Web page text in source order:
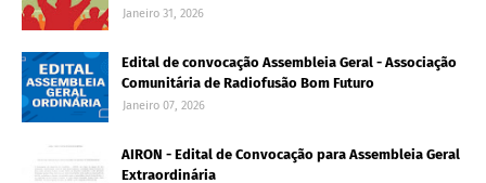
Janeiro 31, 2026
Edital de convocação Assembleia Geral - Associação
Comunitária de Radiofusão Bom Futuro
Janeiro 07, 2026
AIRON - Edital de Convocação para Assembleia Geral
Extraordinária